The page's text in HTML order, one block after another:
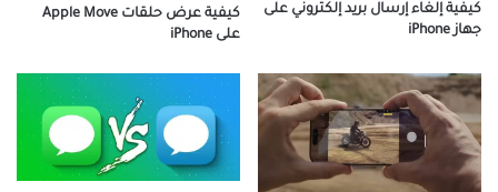
كيفية إلغاء إرسال بريد إلكتروني على
جهاز iPhone
كيفية عرض حلقات Apple Move
على iPhone